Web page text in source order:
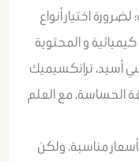
اختيار أنواع
و المحتوية
أسيد، ترانكسيميك
الحساسة، مع العلم
مناسبة، ولكن